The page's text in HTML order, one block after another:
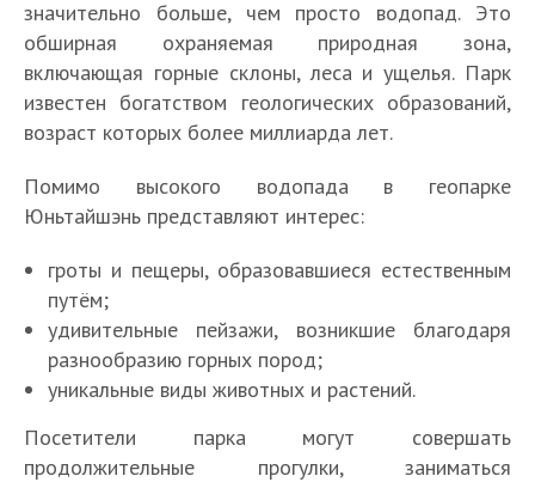
значительно больше, чем просто водопад. Это
обширная охраняемая природная зона,
включающая горные склоны, леса и ущелья. Парк
известен богатством геологических образований,
возраст которых более миллиарда лет.
Помимо высокого водопада в геопарке
Юньтайшэнь представляют интерес:
гроты и пещеры, образовавшиеся естественным
путём;
удивительные пейзажи, возникшие благодаря
разнообразию горных пород;
уникальные виды животных и растений.
Посетители парка могут совершать
продолжительные прогулки, заниматься